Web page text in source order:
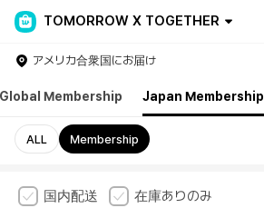
TOMORROW X TOGETHER
アメリカ合衆国にお届け
Global Membership Japan Membership
ALL Membership
国内配送 在庫ありのみ